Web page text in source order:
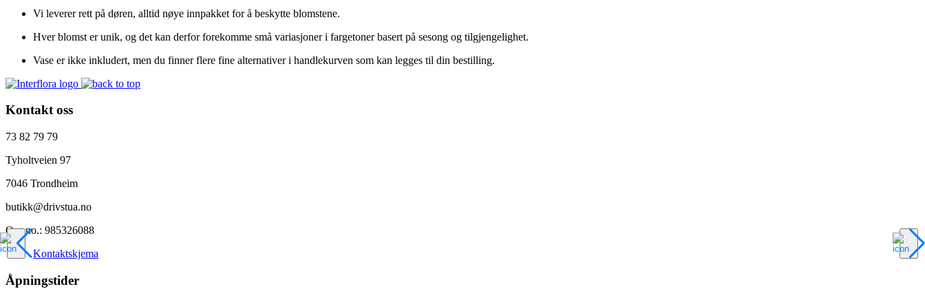
Vi leverer rett på døren, alltid nøye innpakket for å beskytte blomstene.
Hver blomst er unik, og det kan derfor forekomme små variasjoner i fargetoner basert på sesong og tilgjengelighet.
Vase er ikke inkludert, men du finner flere fine alternativer i handlekurven som kan legges til din bestilling.
Kontakt oss
73 82 79 79
Tyholtveien 97
7046 Trondheim
butikk@drivstua.no
Org.no.: 985326088
Kontaktskjema
Åpningstider